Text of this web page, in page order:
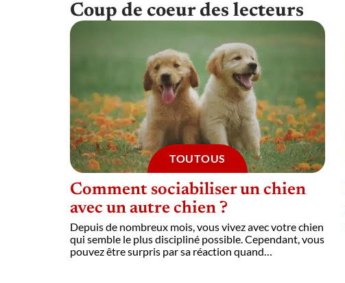
Coup de coeur des lecteurs
TOUTOUS
Comment sociabiliser un chien
avec un autre chien ?
Depuis de nombreux mois, vous vivez avec votre chien
qui semble le plus discipliné possible. Cependant, vous
pouvez être surpris par sa réaction quand…